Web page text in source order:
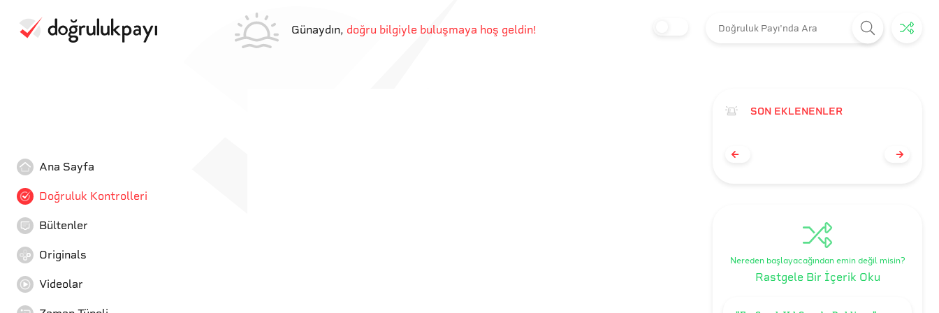
Günaydın, doğru bilgiyle buluşmaya hoş geldin!
Ana Sayfa
Doğruluk Kontrolleri
Bültenler
Originals
Videolar
SON EKLENENLER
Nereden başlayacağından emin değil misin?
Rastgele Bir İçerik Oku